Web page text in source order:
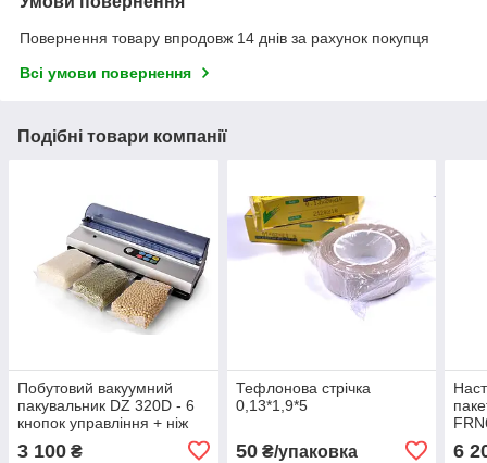
Повернення товару впродовж 14 днів за рахунок покупця
Всі умови повернення
Подібні товари компанії
Побутовий вакуумний
пакувальник DZ 320D - 6
кнопок управління + ніж
3 100 ₴
Тефлонова стрічка
0,13*1,9*5
50₴/упаковка 6